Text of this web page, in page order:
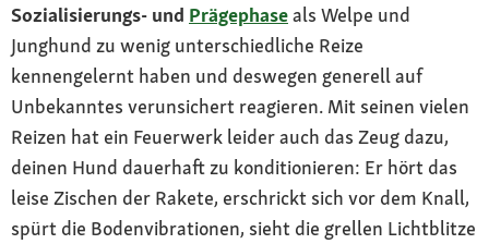
Sozialisierungs- und Prägephaseals Welpe und
Junghund zu wenig unterschiedliche Reize
kennengelernt haben und deswegen generell auf
Unbekanntes verunsichert reagieren. Mit seinen vielen
Reizen hat ein Feuerwerk leider auch das Zeug dazu,
deinen Hund dauerhaft zu konditionieren: Er hört das
leise Zischen der Rakete, erschrickt sich vor dem Knall,
spürt die Bodenvibrationen, sieht die grellen Lichtblitze